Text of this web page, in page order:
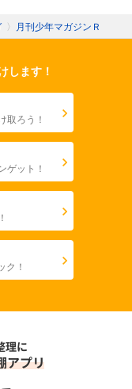
〉 月刊少年マガジンＲ
します！
取ろう！
ゲット！
ク！